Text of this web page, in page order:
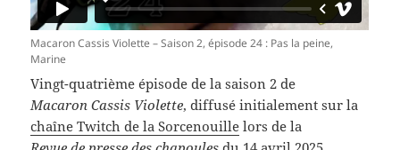
Macaron Cassis Violette – Saison 2, épisode 24 : Pas la peine,
Marine
Vingt-quatrième épisode de la saison 2 de
Macaron Cassis Violette, diffusé initialement sur la
chaîne Twitch de la Sorcenouille lors de la